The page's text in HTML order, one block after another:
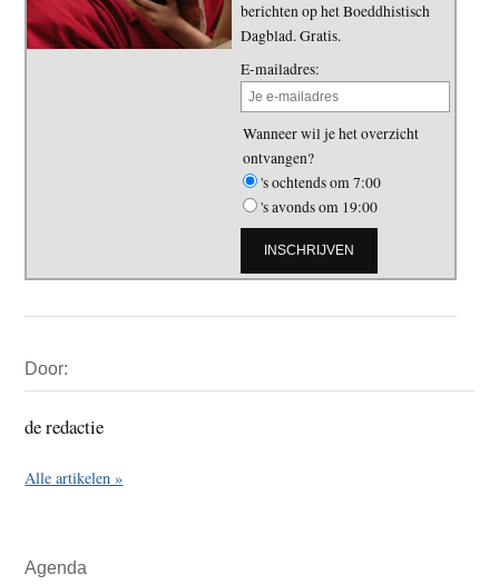
berichten op het Boeddhistisch
Dagblad. Gratis.
E-mailadres:
Wanneer wil je het overzicht
ontvangen?
's ochtends om 7:00
's avonds om 19:00
Sidebar
Door:
de redactie
Alle artikelen »
Agenda